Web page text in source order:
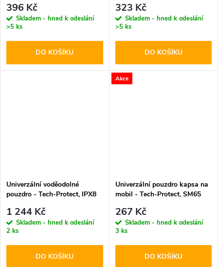
396 Kč
Skladem - hned k odeslání
>5 ks
DO KOŠÍKU
323 Kč
Skladem - hned k odeslání
>5 ks
DO KOŠÍKU
Univerzální voděodolné
pouzdro - Tech-Protect, IPX8
Orange
1 244 Kč
Skladem - hned k odeslání
2 ks
DO KOŠÍKU
Akce
Univerzální pouzdro kapsa na
mobil - Tech-Protect, SM65
267 Kč
Skladem - hned k odeslání
3 ks
DO KOŠÍKU